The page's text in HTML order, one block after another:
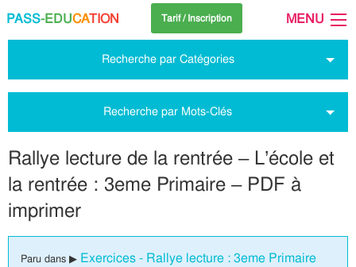
PASS-EDUCATION Tarif / Inscription MENU
Recherche par Catégories
Recherche par Mots-Clés
Rallye lecture de la rentrée – L’école et
la rentrée : 3eme Primaire – PDF à
imprimer
Paru dans ▶ Exercices - Rallye lecture : 3eme Primaire